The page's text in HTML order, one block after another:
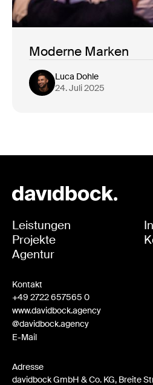
Moderne Marken
Luca Dohle
24. Juli 2025
Leistungen
Projekte
Agentur
Kontakt
+49 2722 657565 0
www.davidbock.agency
@davidbock.agency
E-Mail
Adresse
davidbock GmbH & Co. KG, Breite